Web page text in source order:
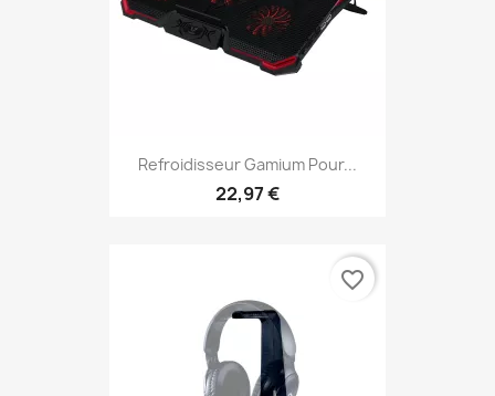
Refroidisseur Gamium Pour...
22,97 €
favorite_border